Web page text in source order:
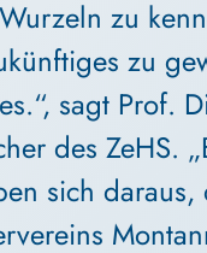
zu
zu
sagt Prof.
des ZeHS.
sich